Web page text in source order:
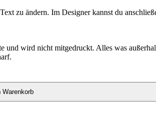
zu ändern. Im Designer kannst du
wird nicht mitgedruckt. Alles was
Warenkorb